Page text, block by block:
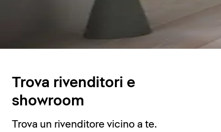
Trova rivenditori e
showroom
Trova un rivenditore vicino a te.